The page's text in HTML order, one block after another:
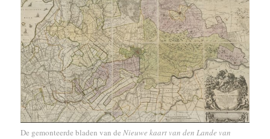
De gemonteerde bladen van deNieuwe kaart van den Lande van